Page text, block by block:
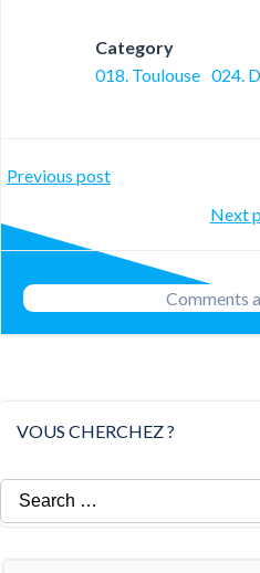
Category
018. Toulouse 024.
Post
navigation
Previous post
Next
Comments
VOUS CHERCHEZ ?
Search
for: